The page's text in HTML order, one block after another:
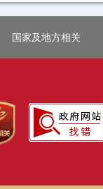
国家及地方相关